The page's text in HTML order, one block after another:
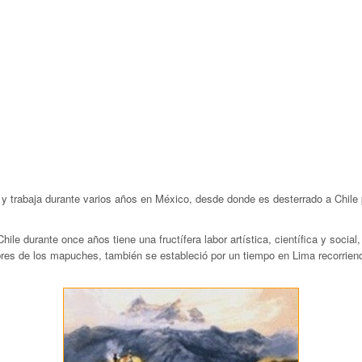
durante varios años en México, desde donde es desterrado a
durante once años tiene una fructífera labor artística, científica y
de los mapuches, también se estableció por un tiempo en Lima